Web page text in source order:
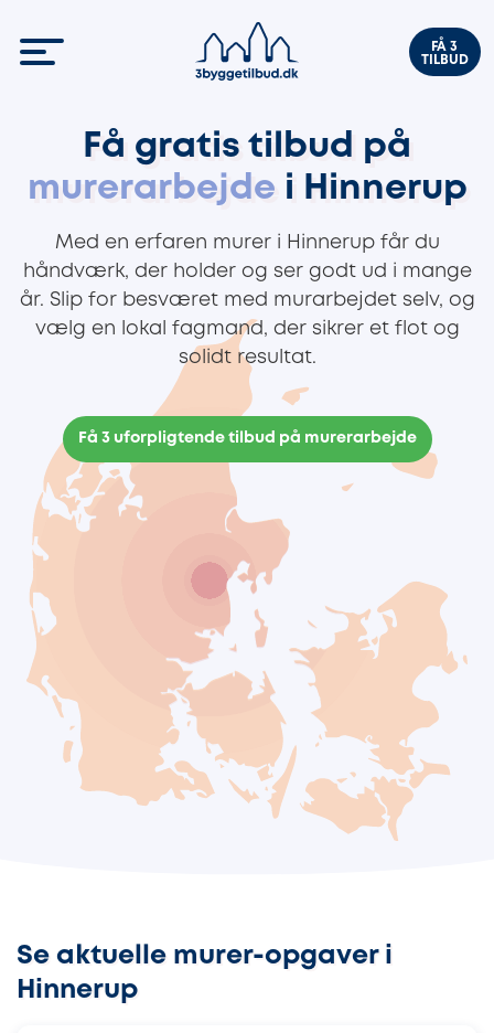
FÅ 3
TILBUD
Få gratis tilbud på
murerarbejde i Hinnerup
Med en erfaren murer i Hinnerup får du
håndværk, der holder og ser godt ud i mange
år. Slip for besværet med murarbejdet selv, og
vælg en lokal fagmand, der sikrer et flot og
solidt resultat.
Få 3 uforpligtende tilbud på murerarbejde
Se aktuelle murer-opgaver i
Hinnerup